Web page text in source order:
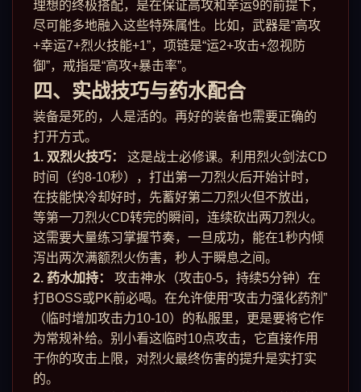
理想的终极搭配，是在保证高攻和幸运9的前提下，
尽可能多地融入这些特殊属性。比如，武器是“高攻
+幸运7+烈火技能+1”，项链是“运2+攻击+忽视防
御”，戒指是“高攻+暴击率”。
四、实战技巧与药水配合
装备是死的，人是活的。再好的装备也需要正确的
打开方式。
1. 双烈火技巧：
这是战士必修课。利用烈火剑法CD
时间（约8-10秒），打出第一刀烈火后开始计时，
在技能快冷却好时，先蓄好第二刀烈火但不放出，
等第一刀烈火CD转完的瞬间，连续砍出两刀烈火。
这需要大量练习掌握节奏，一旦成功，能在1秒内倾
泻出两次满额烈火伤害，秒人于瞬息之间。
2. 药水加持：
攻击神水（攻击0-5，持续5分钟）在
打BOSS或PK前必喝。在允许使用“攻击力强化药剂”
（临时增加攻击力10-10）的私服里，更是要将它作
为常规补给。别小看这临时10点攻击，它直接作用
于你的攻击上限，对烈火最终伤害的提升是实打实
的。